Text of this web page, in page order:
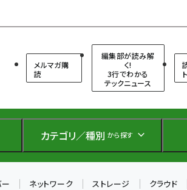
メルマガ購
読
編集部が読み解
く!
3行でわかる
テックニュース
ト
カテゴリ／種別 から探す
ネットワーク ストレージ クラウド